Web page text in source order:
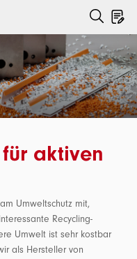
aktiven
Umweltschutz mit,
Recycling-
Umwelt ist sehr kostbar
als Hersteller von